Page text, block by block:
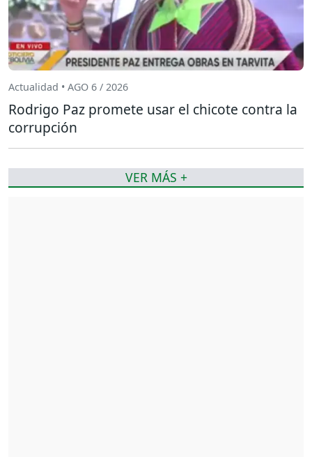
Actualidad • AGO 6 / 2026
Rodrigo Paz promete usar el chicote contra la
corrupción
VER MÁS +